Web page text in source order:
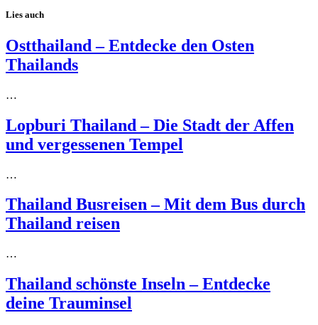
Lies auch
Ostthailand – Entdecke den Osten
Thailands
…
Lopburi Thailand – Die Stadt der Affen
und vergessenen Tempel
…
Thailand Busreisen – Mit dem Bus durch
Thailand reisen
…
Thailand schönste Inseln – Entdecke
deine Trauminsel